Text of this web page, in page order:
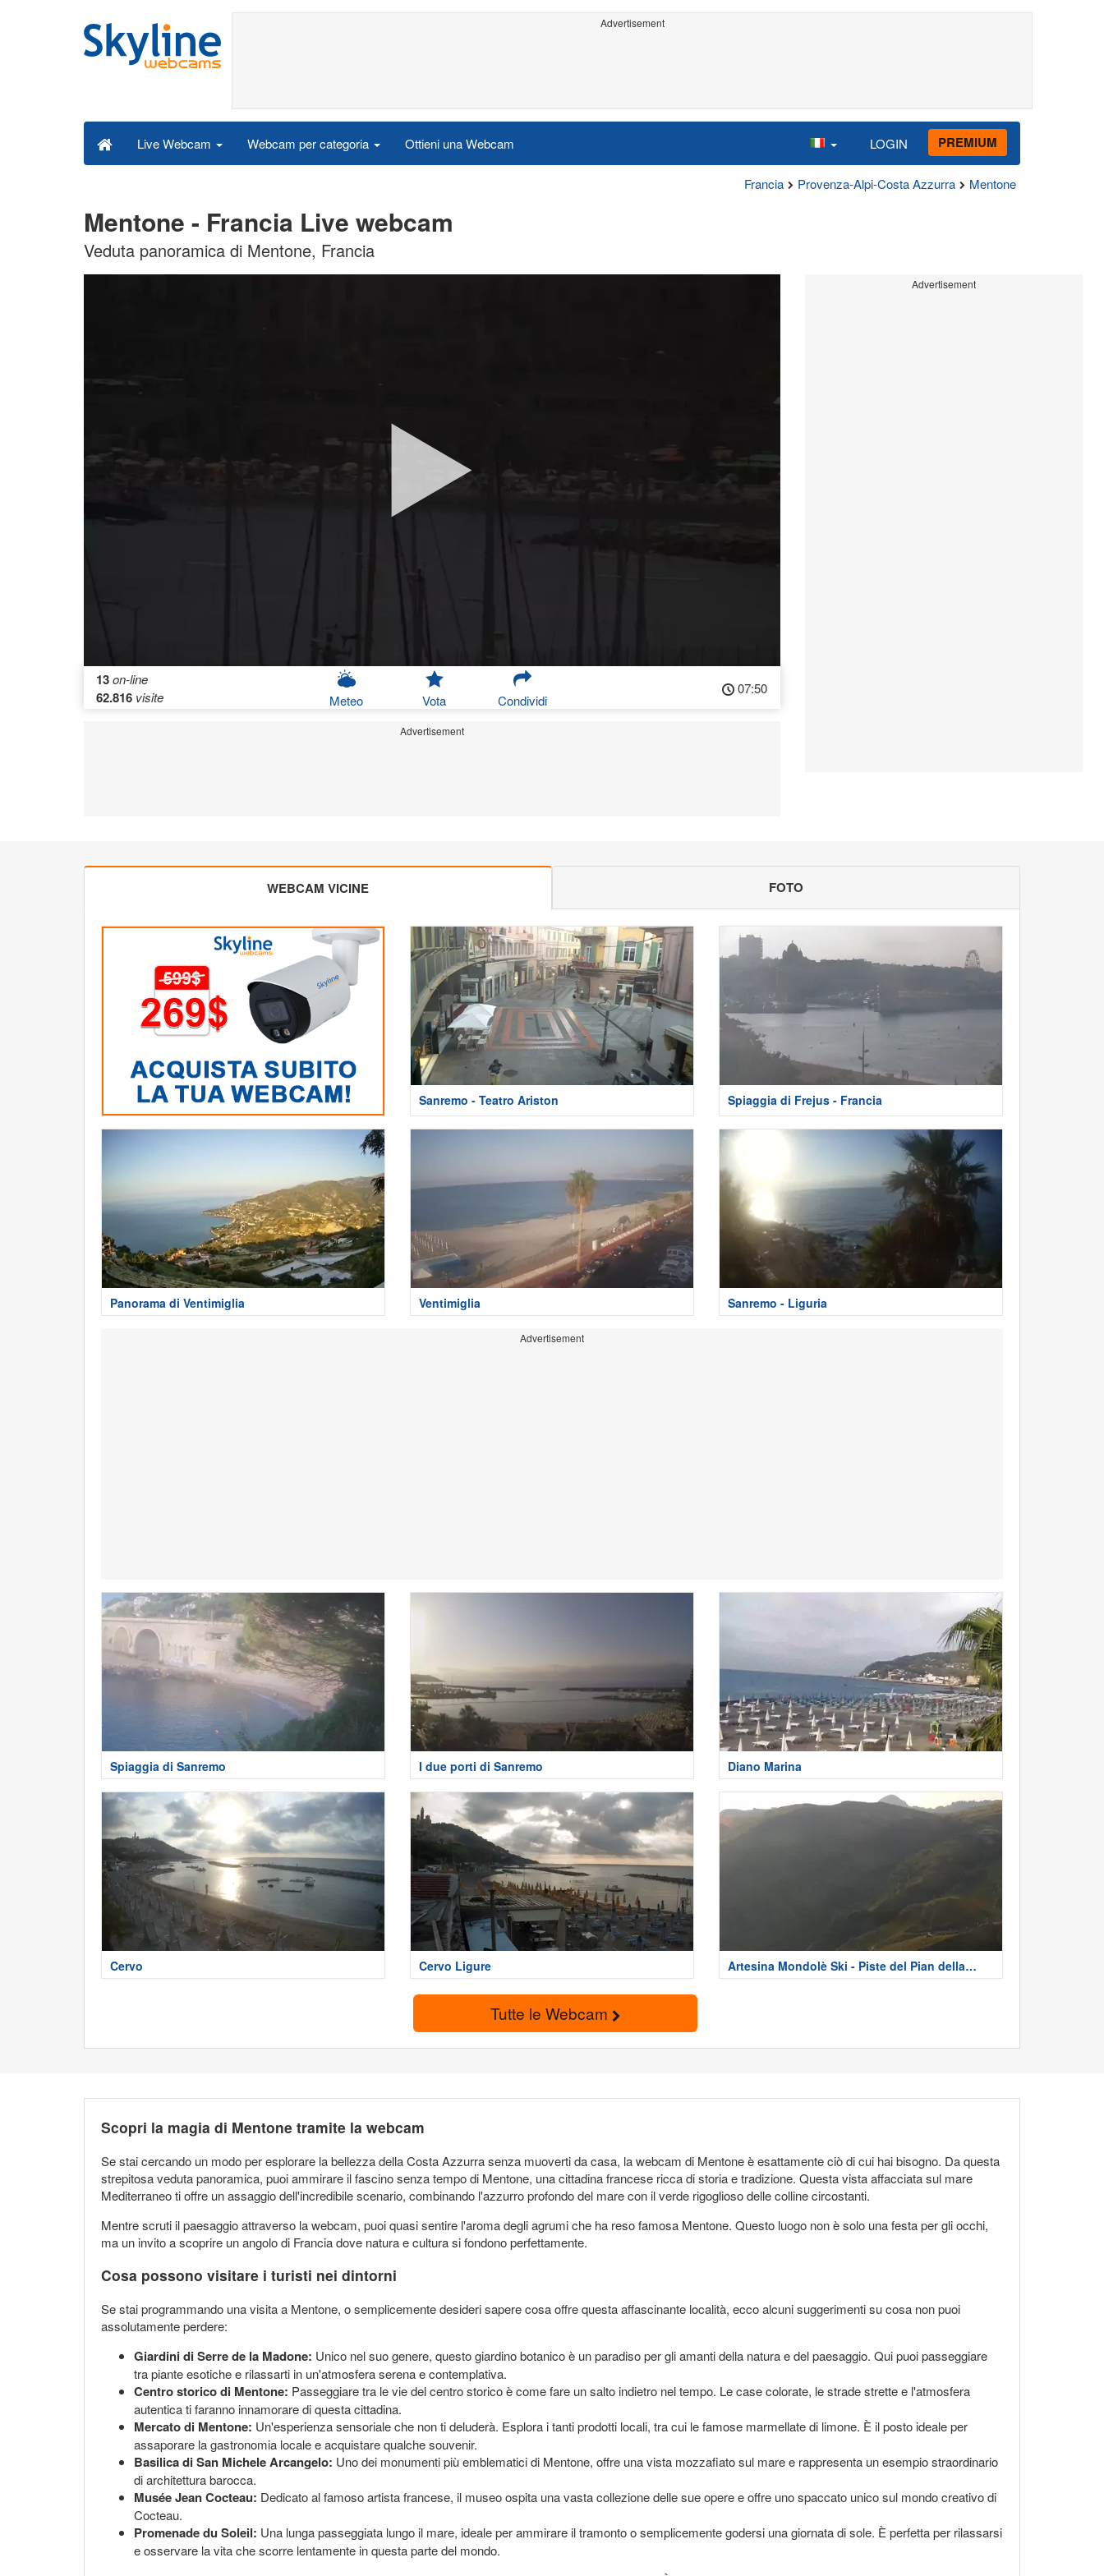
Advertisement
Live Webcam Webcam per categoria Ottieni una Webcam LOGIN PREMIUM
Francia Provenza-Alpi-Costa Azzurra Mentone
Mentone - Francia Live webcam
Veduta panoramica di Mentone, Francia
13on-line
62.816 visite Meteo Vota Condividi
07:50
Advertisement
Advertisement
WEBCAM VICINE FOTO
Sanremo - Teatro Ariston Spiaggia di Frejus - Francia
Panorama di Ventimiglia Ventimiglia Sanremo - Liguria
Advertisement
Spiaggia di Sanremo I due porti di Sanremo Diano Marina
Cervo Cervo Ligure
Artesina Mondolè Ski - Piste del Pian della
Turra
Tutte le Webcam
Scopri la magia di Mentone tramite la webcam
Se stai cercando un modo per esplorare la bellezza della Costa Azzurra senza muoverti da casa, la webcam di Mentone è esattamente ciò di cui hai bisogno. Da questa
strepitosa veduta panoramica, puoi ammirare il fascino senza tempo di Mentone, una cittadina francese ricca di storia e tradizione. Questa vista affacciata sul mare
Mediterraneo ti offre un assaggio dell'incredibile scenario, combinando l'azzurro profondo del mare con il verde rigoglioso delle colline circostanti.
Mentre scruti il paesaggio attraverso la webcam, puoi quasi sentire l'aroma degli agrumi che ha reso famosa Mentone. Questo luogo non è solo una festa per gli occhi,
ma un invito a scoprire un angolo di Francia dove natura e cultura si fondono perfettamente.
Cosa possono visitare i turisti nei dintorni
Se stai programmando una visita a Mentone, o semplicemente desideri sapere cosa offre questa affascinante località, ecco alcuni suggerimenti su cosa non puoi
assolutamente perdere:
Giardini di Serre de la Madone: Unico nel suo genere, questo giardino botanico è un paradiso per gli amanti della natura e del paesaggio. Qui puoi passeggiare
tra piante esotiche e rilassarti in un'atmosfera serena e contemplativa.
Centro storico di Mentone: Passeggiare tra le vie del centro storico è come fare un salto indietro nel tempo. Le case colorate, le strade strette e l'atmosfera
autentica ti faranno innamorare di questa cittadina.
Mercato di Mentone: Un'esperienza sensoriale che non ti deluderà. Esplora i tanti prodotti locali, tra cui le famose marmellate di limone. È il posto ideale per
assaporare la gastronomia locale e acquistare qualche souvenir.
Basilica di San Michele Arcangelo: Uno dei monumenti più emblematici di Mentone, offre una vista mozzafiato sul mare e rappresenta un esempio straordinario
di architettura barocca.
Musée Jean Cocteau: Dedicato al famoso artista francese, il museo ospita una vasta collezione delle sue opere e offre uno spaccato unico sul mondo creativo di
Cocteau.
Promenade du Soleil: Una lunga passeggiata lungo il mare, ideale per ammirare il tramonto o semplicemente godersi una giornata di sole. È perfetta per rilassarsi
e osservare la vita che scorre lentamente in questa parte del mondo.